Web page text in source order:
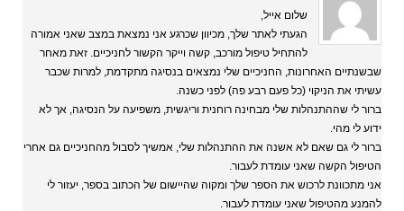
שלום אייל,
הגעתי לאתר שלך, מכיוון שכרגע אני נמצאת במצב שאני אמורה
להתחיל טיפול מורכב, קשה וייקר הקשור לחניכיים. זאת מאחר
שבשנתיים האחרונות, החניכיים שלי נמצאים בנסיגה מתקדמת, למרות שכבר
עשיתי את הניקוי (כל פעם רבע פה) לפני כשנה.
ברור לי שההתנהלות שלי מבחינה רוחנית וריגשית, משפיעה על הנסיגה, אך לא
ידוע לי מהי.
ברור לי גם שאם לא אשנה את ההתנהלות שלי, אמשיך לסבול מהחניכיים גם אחרי
הטיפול הקשה שאני עומדת לעבור.
אני מתכוונת לרכוש את הספר שלך ומקוה שהיישום של הכתוב בספר, יעזור לי
להמנע מהטיפול שאני עומדת לעבור.